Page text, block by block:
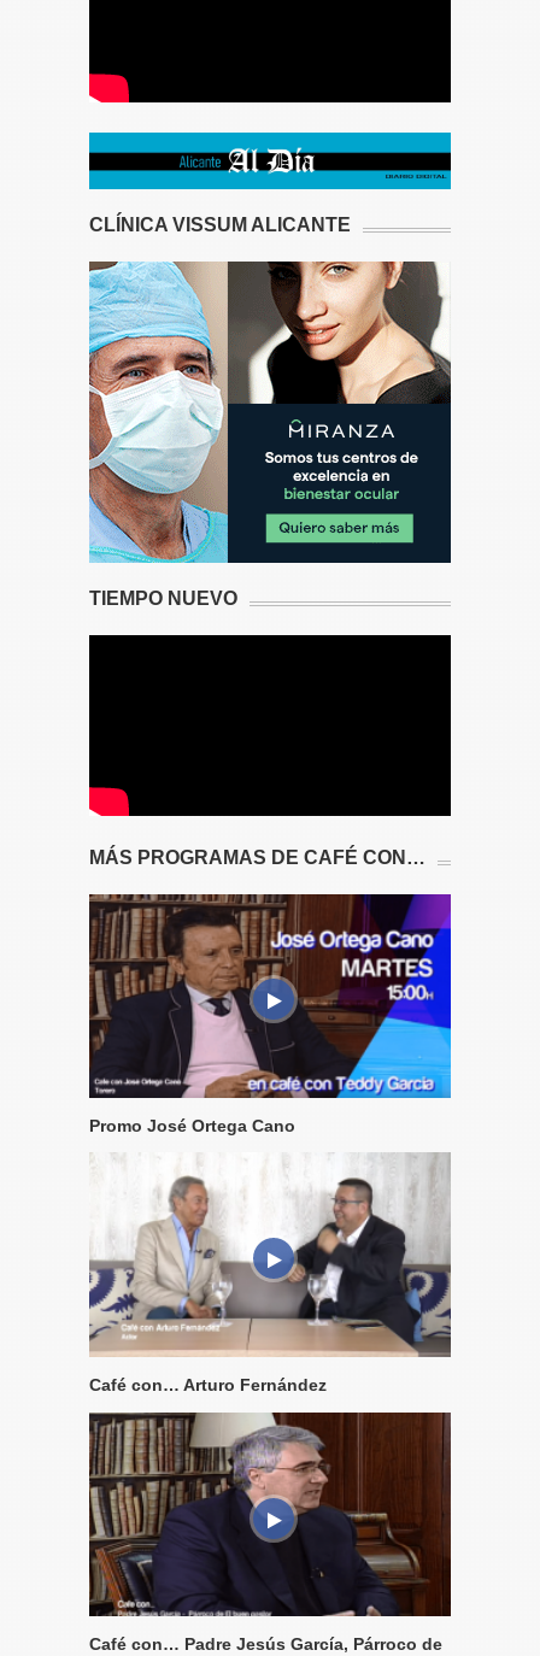
CLÍNICA VISSUM ALICANTE
TIEMPO NUEVO
MÁS PROGRAMAS DE CAFÉ CON…
Promo José Ortega Cano
Café con… Arturo Fernández
Café con… Padre Jesús García, Párroco de